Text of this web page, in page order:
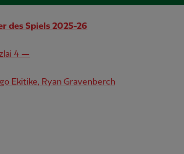
des Spiels 2025-26
4 —
Ekitike, Ryan Gravenberch